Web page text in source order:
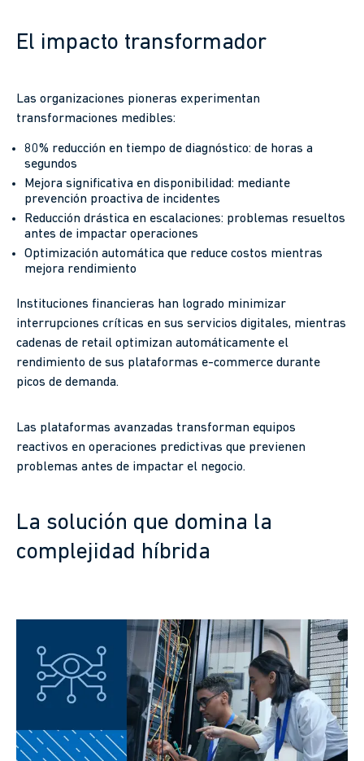
El impacto transformador
Las organizaciones pioneras experimentan
transformaciones medibles:
80% reducción en tiempo de diagnóstico: de horas a
segundos
Mejora significativa en disponibilidad: mediante
prevención proactiva de incidentes
Reducción drástica en escalaciones: problemas resueltos
antes de impactar operaciones
Optimización automática que reduce costos mientras
mejora rendimiento
Instituciones financieras han logrado minimizar
interrupciones críticas en sus servicios digitales, mientras
cadenas de retail optimizan automáticamente el
rendimiento de sus plataformas e-commerce durante
picos de demanda.
Las plataformas avanzadas transforman equipos
reactivos en operaciones predictivas que previenen
problemas antes de impactar el negocio.
La solución que domina la
complejidad híbrida